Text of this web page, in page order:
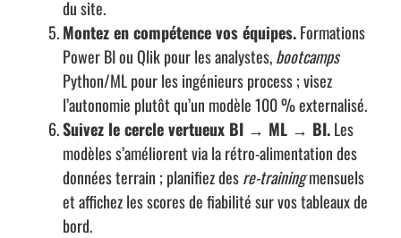
du site.
Montez en compétence vos équipes.Formations
Power BI ou Qlik pour les analystes,bootcamps
Python/ML pour les ingénieurs process ; visez
l’autonomie plutôt qu’un modèle 100 % externalisé.
Suivez le cercle vertueux BI → ML → BI.Les
modèles s’améliorent via la rétro-alimentation des
données terrain ; planifiez desre-trainingmensuels
et affichez les scores de fiabilité sur vos tableaux de
bord.